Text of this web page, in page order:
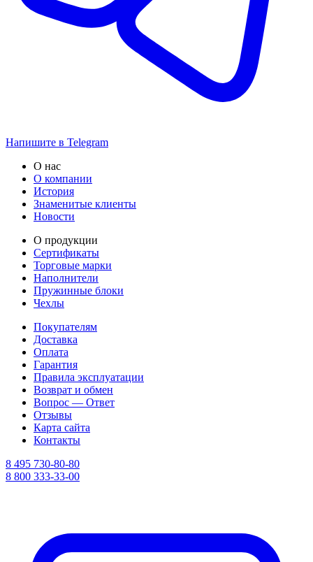
Напишите в Telegram
О нас
О компании
История
Знаменитые клиенты
Новости
О продукции
Сертификаты
Торговые марки
Наполнители
Пружинные блоки
Чехлы
Покупателям
Доставка
Оплата
Гарантия
Правила эксплуатации
Возврат и обмен
Вопрос — Ответ
Отзывы
Карта сайта
Контакты
8 495 730-80-80
8 800 333-33-00